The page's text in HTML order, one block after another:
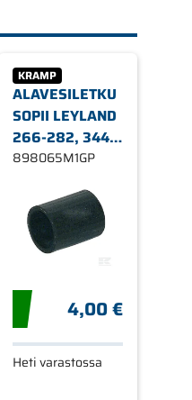
KRAMP
ALAVESILETKU
SOPII LEYLAND
266-282, 344,
384, 462, 472,
FERGUSON 165
898065M1GP
4,00 €
Heti varastossa